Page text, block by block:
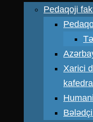
Pedaqoji
Xarici